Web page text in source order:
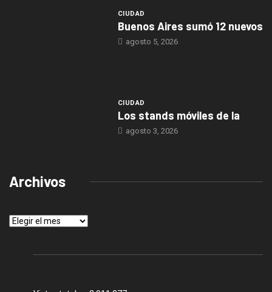
CIUDAD
Buenos Aires sumó 12 nuevos
agosto 5, 2026
CIUDAD
Los stands móviles de la
agosto 3, 2026
Archivos
Archivos